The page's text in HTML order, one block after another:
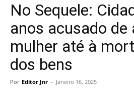
No Sequele:
anos acusado de
mulher até à
dos bens
Por Editor Jnr - Janeiro 16, 2025